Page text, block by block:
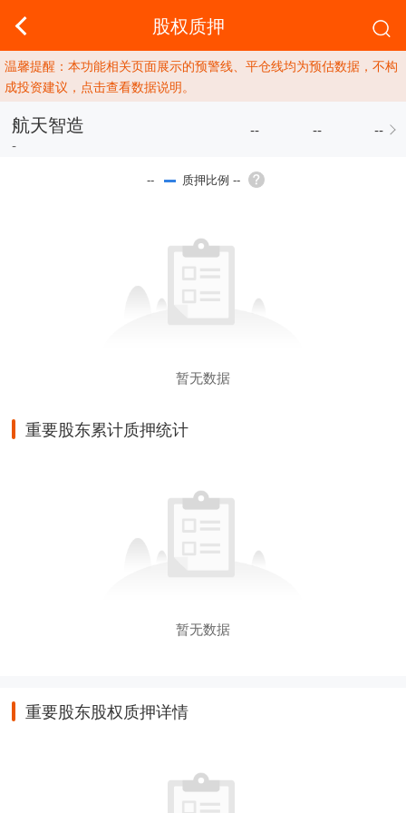
股权质押
温馨提醒：本功能相关页面展示的预警线、平仓线均为预估数据，不构
成投资建议，点击查看数据说明。
航天智造
-
-- -- --
-- 质押比例 --
暂无数据
重要股东累计质押统计
暂无数据
重要股东股权质押详情